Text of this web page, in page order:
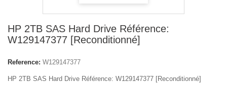
HP 2TB SAS Hard Drive Référence:
W129147377 [Reconditionné]
Reference: W129147377
HP 2TB SAS Hard Drive Référence: W129147377 [Reconditionné]